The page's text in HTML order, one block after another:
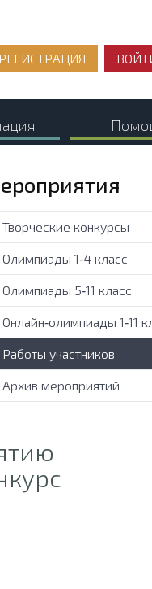
РЕГИСТРАЦИЯ
Творческие конкурсы
Олимпиады 1‑4 класс
Олимпиады 5‑11 класс
Онлайн‑олимпиады 1‑11
Работы участников
Архив мероприятий